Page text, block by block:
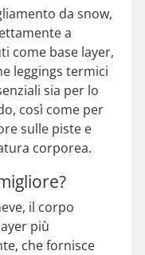
da snow,
a
come base layer,
leggings termici
sia per lo
così come per
sulle piste e
corporea.
il corpo
più
che fornisce